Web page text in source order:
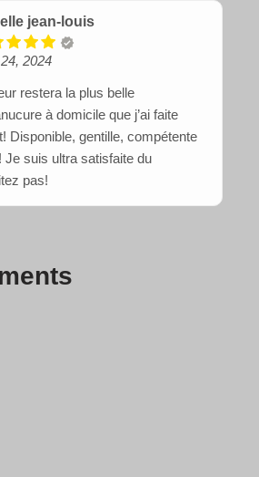
jean-louis
2024
restera la plus belle
à domicile que j’ai faite
Disponible, gentille, compétente
Je suis ultra satisfaite du
pas!